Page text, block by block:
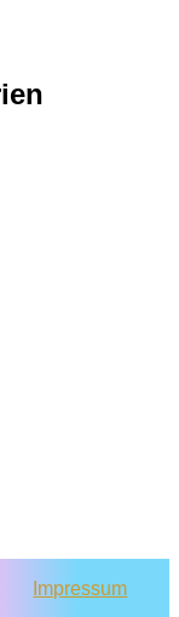
Impressum